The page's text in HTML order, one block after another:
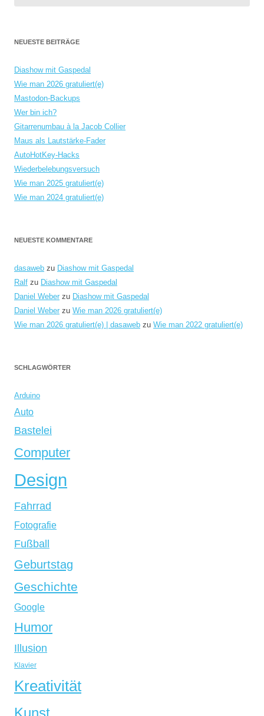
NEUESTE BEITRÄGE
Diashow mit Gaspedal
Wie man 2026 gratuliert(e)
Mastodon-Backups
Wer bin ich?
Gitarrenumbau à la Jacob Collier
Maus als Lautstärke-Fader
AutoHotKey-Hacks
Wiederbelebungsversuch
Wie man 2025 gratuliert(e)
Wie man 2024 gratuliert(e)
NEUESTE KOMMENTARE
dasaweb zu Diashow mit Gaspedal
Ralf zu Diashow mit Gaspedal
Daniel Weber zu Diashow mit Gaspedal
Daniel Weber zu Wie man 2026 gratuliert(e)
Wie man 2026 gratuliert(e) | dasaweb zu Wie man 2022 gratuliert(e)
SCHLAGWÖRTER
Arduino
Auto
Bastelei
Computer
Design
Fahrrad
Fotografie
Fußball
Geburtstag
Geschichte
Google
Humor
Illusion
Klavier
Kreativität